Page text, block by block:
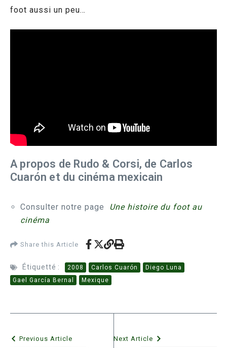
foot aussi un peu…
A propos de Rudo & Corsi, de Carlos
Cuarón et du cinéma mexicain
Consulter notre page
Une histoire du foot au
cinéma
Share this Article
Étiquetté : 2008 Carlos Cuarón
Diego Luna
Gael García Bernal
Mexique
Previous Article Next Article